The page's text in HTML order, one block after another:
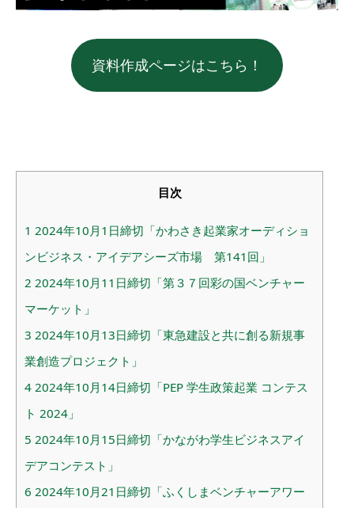
資料作成ページはこちら！
目次
1 2024年10月1日締切「かわさき起業家オーディショ
ンビジネス・アイデアシーズ市場 第141回」
2 2024年10月11日締切「第３７回彩の国ベンチャー
マーケット」
3 2024年10月13日締切「東急建設と共に創る新規事
業創造プロジェクト」
4 2024年10月14日締切「PEP 学生政策起業 コンテス
ト 2024」
5 2024年10月15日締切「かながわ学生ビジネスアイ
デアコンテスト」
6 2024年10月21日締切「ふくしまベンチャーアワー